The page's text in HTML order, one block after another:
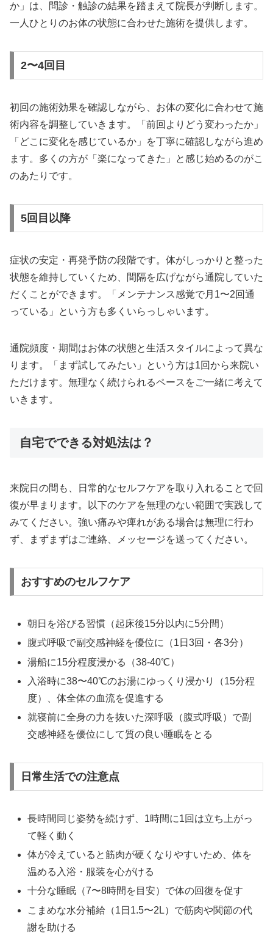
か」は、問診・触診の結果を踏まえて院長が判断します。
一人ひとりのお体の状態に合わせた施術を提供します。
2〜4回目
初回の施術効果を確認しながら、お体の変化に合わせて施
術内容を調整していきます。「前回よりどう変わったか」
「どこに変化を感じているか」を丁寧に確認しながら進め
ます。多くの方が「楽になってきた」と感じ始めるのがこ
のあたりです。
5回目以降
症状の安定・再発予防の段階です。体がしっかりと整った
状態を維持していくため、間隔を広げながら通院していた
だくことができます。「メンテナンス感覚で月1〜2回通
っている」という方も多くいらっしゃいます。
通院頻度・期間はお体の状態と生活スタイルによって異な
ります。「まず試してみたい」という方は1回から来院い
ただけます。無理なく続けられるペースをご一緒に考えて
いきます。
自宅でできる対処法は？
来院日の間も、日常的なセルフケアを取り入れることで回
復が早まります。以下のケアを無理のない範囲で実践して
みてください。強い痛みや痺れがある場合は無理に行わ
ず、まずまずはご連絡、メッセージを送ってください。
おすすめのセルフケア
朝日を浴びる習慣（起床後15分以内に5分間）
腹式呼吸で副交感神経を優位に（1日3回・各3分）
湯船に15分程度浸かる（38-40℃）
入浴時に38〜40℃のお湯にゆっくり浸かり（15分程
度）、体全体の血流を促進する
就寝前に全身の力を抜いた深呼吸（腹式呼吸）で副
交感神経を優位にして質の良い睡眠をとる
日常生活での注意点
長時間同じ姿勢を続けず、1時間に1回は立ち上がっ
て軽く動く
体が冷えていると筋肉が硬くなりやすいため、体を
温める入浴・服装を心がける
十分な睡眠（7〜8時間を目安）で体の回復を促す
こまめな水分補給（1日1.5〜2L）で筋肉や関節の代
謝を助ける